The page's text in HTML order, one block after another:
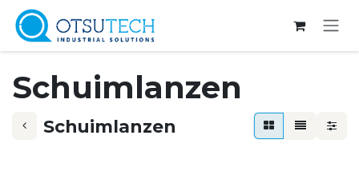
Overslaan naar inhoud
Schuimlanzen
Schuimlanzen